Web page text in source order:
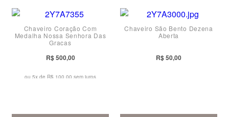
Chaveiro Coração Com
Medalha Nossa Senhora Das
Graças
R$ 500,00
ou 5x de R$ 100,00 sem juros
Chaveiro São Bento Dezena
Aberta
R$ 50,00